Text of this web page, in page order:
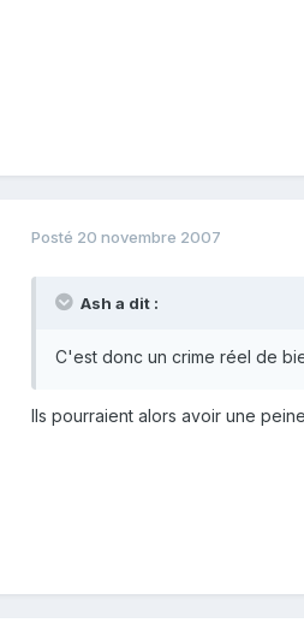
Posté 20 novembre 2007
Ash a dit :
C'est donc un crime réel de
Ils pourraient alors avoir une